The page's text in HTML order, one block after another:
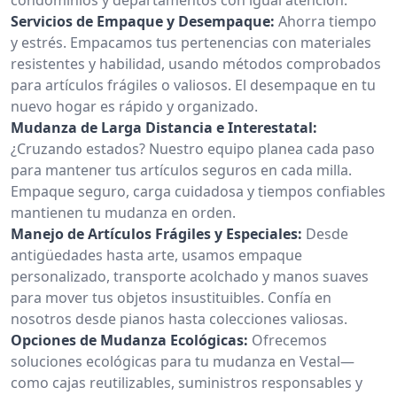
Servicios de Empaque y Desempaque: Ahorra tiempo
y estrés. Empacamos tus pertenencias con materiales
resistentes y habilidad, usando métodos comprobados
para artículos frágiles o valiosos. El desempaque en tu
nuevo hogar es rápido y organizado.
Mudanza de Larga Distancia e Interestatal:
¿Cruzando estados? Nuestro equipo planea cada paso
para mantener tus artículos seguros en cada milla.
Empaque seguro, carga cuidadosa y tiempos confiables
mantienen tu mudanza en orden.
Manejo de Artículos Frágiles y Especiales: Desde
antigüedades hasta arte, usamos empaque
personalizado, transporte acolchado y manos suaves
para mover tus objetos insustituibles. Confía en
nosotros desde pianos hasta colecciones valiosas.
Opciones de Mudanza Ecológicas: Ofrecemos
soluciones ecológicas para tu mudanza en Vestal—
como cajas reutilizables, suministros responsables y